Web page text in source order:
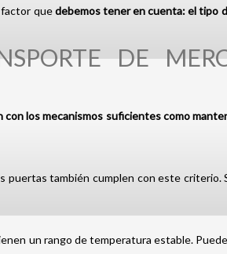
quedebemos tener en cuenta: el tipo
DE
con los mecanismos suficientes como
también cumplen con este criterio.
un rango de temperatura estable.